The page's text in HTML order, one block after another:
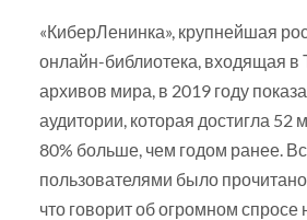
«КиберЛенинка», крупнейшая
онлайн-библиотека, входящая
архивов мира, в 2019 году
аудитории, которая достигла 52
80% больше, чем годом ранее.
пользователями было прочитано
что говорит об огромном спросе